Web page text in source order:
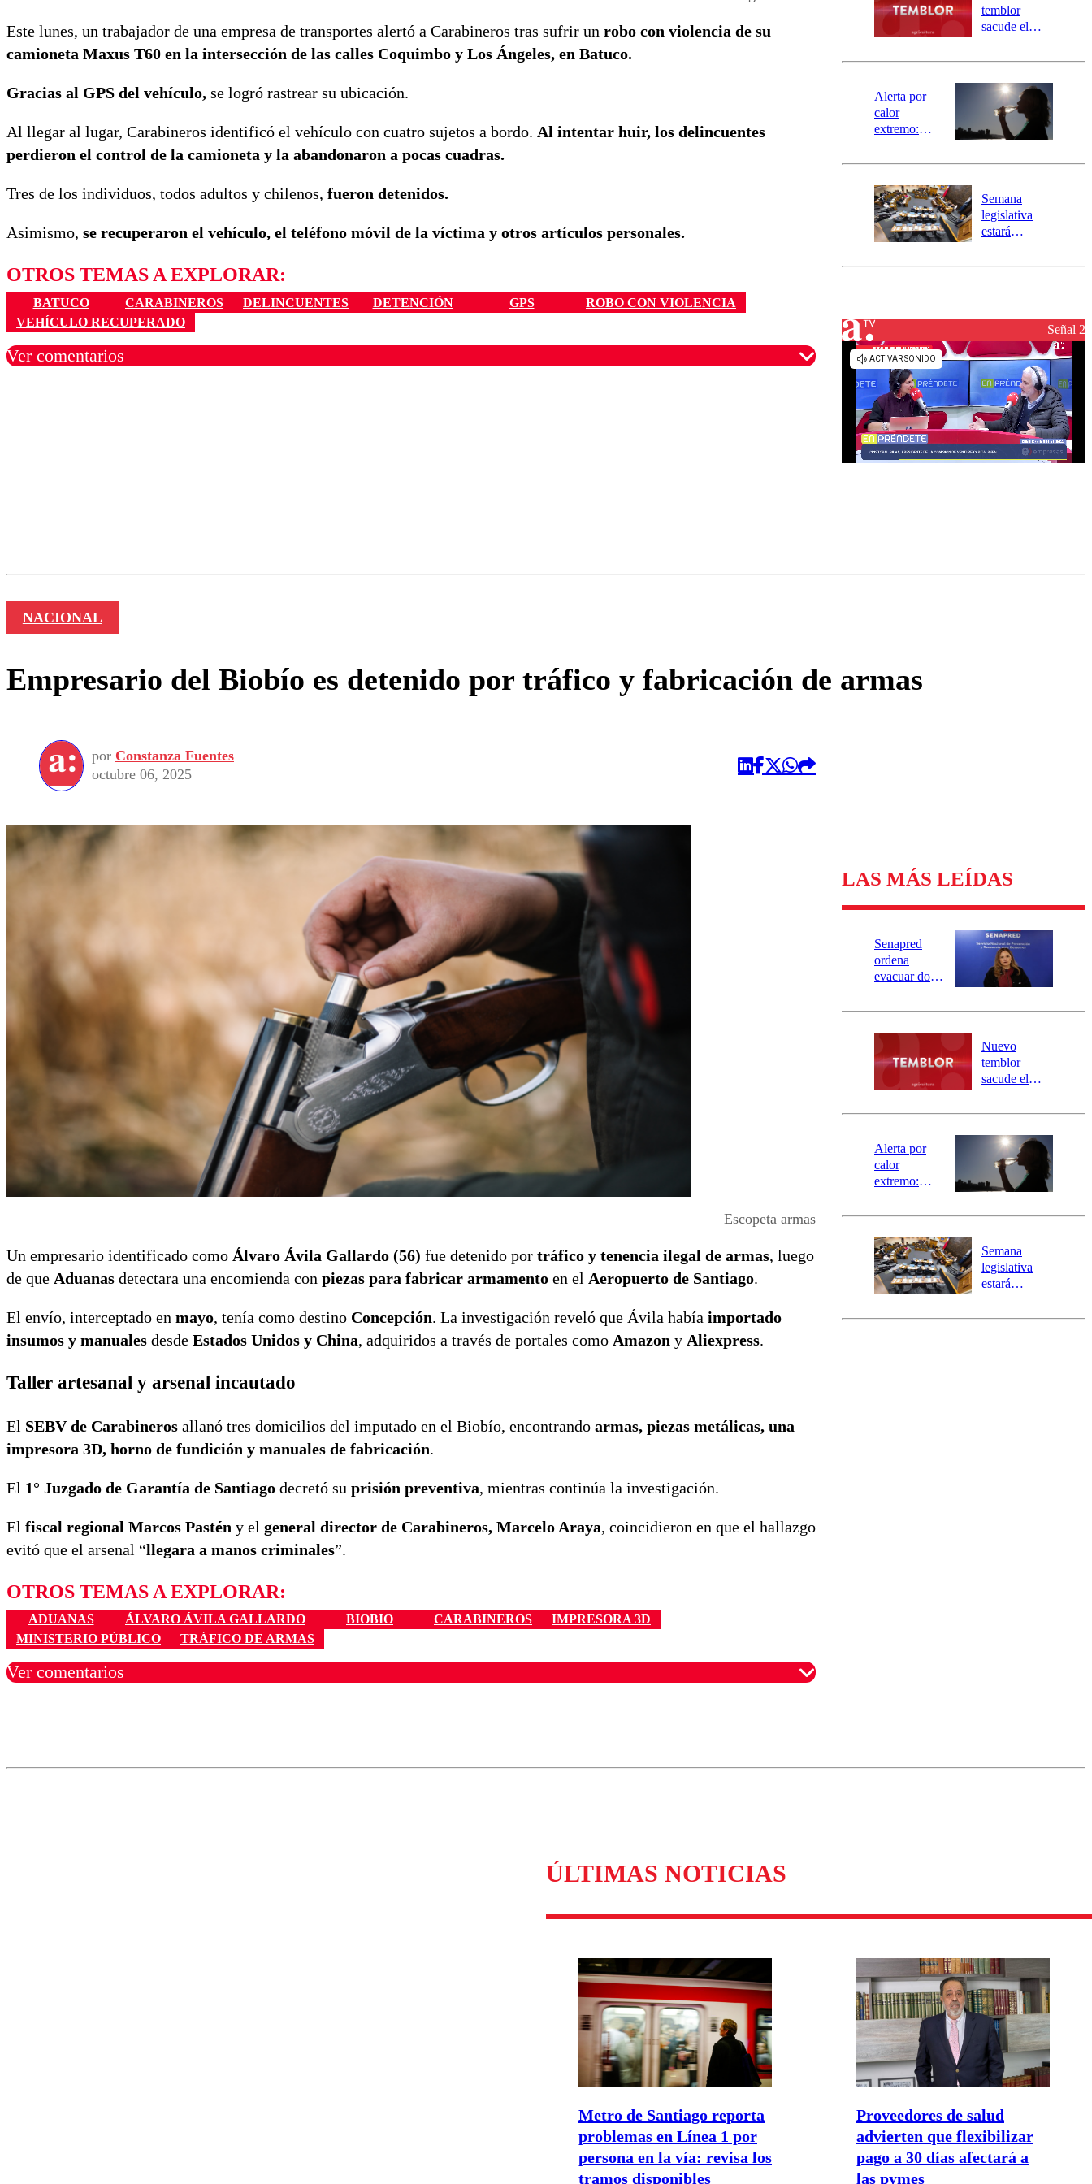
Este lunes, un trabajador de una empresa de transportes alertó a Carabineros tras sufrir un robo con violencia de su
camioneta Maxus T60 en la intersección de las calles Coquimbo y Los Ángeles, en Batuco.
Gracias al GPS del vehículo, se logró rastrear su ubicación.
Al llegar al lugar, Carabineros identificó el vehículo con cuatro sujetos a bordo. Al intentar huir, los delincuentes
perdieron el control de la camioneta y la abandonaron a pocas cuadras.
Tres de los individuos, todos adultos y chilenos, fueron detenidos.
Asimismo, se recuperaron el vehículo, el teléfono móvil de la víctima y otros artículos personales.
OTROS TEMAS A EXPLORAR:
BATUCO CARABINEROS DELINCUENTES DETENCIÓN GPS
ROBO CON VIOLENCIA
VEHÍCULO RECUPERADO
Ver comentarios
activa
mensajería
SAE
temblor
sacude el
revisa la
epicentro
Alerta por
calor
extremo:
activa Alerta
Preventiva en
tres comunas
Semana
legislativa
estará
el fin de la
reconstrucciónSeñal 2
NACIONAL
Empresario del Biobío es detenido por tráfico y fabricación de armas
por Constanza Fuentes
octubre 06, 2025
Escopeta armas
Un empresario identificado como Álvaro Ávila Gallardo (56) fue detenido por tráfico y tenencia ilegal de armas, luego
de que Aduanas detectara una encomienda con piezas para fabricar armamento en el Aeropuerto de Santiago.
El envío, interceptado en mayo, tenía como destino Concepción. La investigación reveló que Ávila había importado
insumos y manuales desde Estados Unidos y China, adquiridos a través de portales como Amazon y Aliexpress.
Taller artesanal y arsenal incautado
El SEBV de Carabineros allanó tres domicilios del imputado en el Biobío, encontrando armas, piezas metálicas, una
impresora 3D, horno de fundición y manuales de fabricación.
El 1° Juzgado de Garantía de Santiago decretó su prisión preventiva, mientras continúa la investigación.
El fiscal regional Marcos Pastén y el general director de Carabineros, Marcelo Araya, coincidieron en que el hallazgo
evitó que el arsenal “llegara a manos criminales”.
OTROS TEMAS A EXPLORAR:
ADUANAS ÁLVARO ÁVILA GALLARDO BIOBIO CARABINEROS
IMPRESORA 3D
MINISTERIO PÚBLICO
TRÁFICO DE ARMAS
Ver comentarios
LAS MÁS LEÍDAS
Senapred
ordena
evacuar dos
Carahue por
río Damas:
activa
mensajería
SAE
Nuevo
temblor
sacude el
revisa la
epicentro
Alerta por
calor
extremo:
activa Alerta
Preventiva en
tres comunas
Semana
legislativa
estará
el fin de la
ÚLTIMAS NOTICIAS
Metro de Santiago reporta
problemas en Línea 1 por
persona en la vía: revisa los
tramos disponibles
Proveedores de salud
advierten que flexibilizar
pago a 30 días afectará a
las pymes